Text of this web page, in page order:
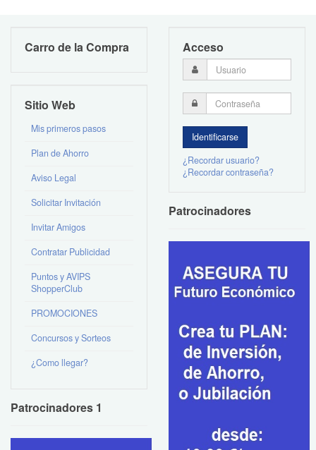
Carro de la Compra
Sitio Web
Mis primeros pasos
Plan de Ahorro
Aviso Legal
Solicitar Invitación
Invitar Amigos
Contratar Publicidad
Puntos y AVIPS
ShopperClub
PROMOCIONES
Concursos y Sorteos
¿Como llegar?
Patrocinadores 1
Acceso
¿Recordar usuario?
¿Recordar contraseña?
Patrocinadores